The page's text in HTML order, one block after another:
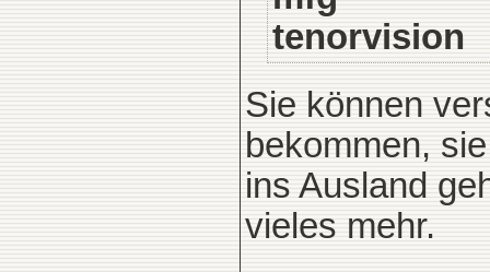
tenorvision
Sie können
bekommen,
ins Ausland
vieles mehr.